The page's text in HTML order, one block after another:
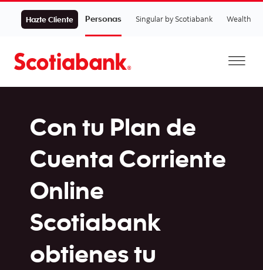
Hazte Cliente Personas Singular by Scotiabank Wealth
Con tu Plan de
Cuenta Corriente
Online
Scotiabank
obtienes tu